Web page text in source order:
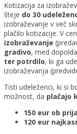
Kotizacija za
šteje do 30
izobraževanje v več
plačilo kotizacije. V
izobraževanje
gradivo, med
ter potrdilo, ki ga
izobraževanja
Tisti udeleženci, ki si
možnost, da plačajo
150 eur ob
120 eur